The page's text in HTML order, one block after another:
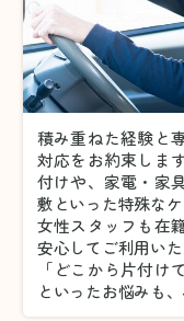
積み重ねた経験と
対応をお約束しま
付けや、家電・家
敷といった特殊な
女性スタッフも在
安心してご利用いた
「どこから片付け
といったお悩みも